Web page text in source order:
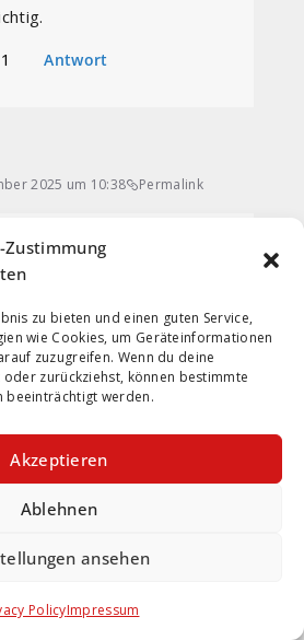
Zustimmung
zu bieten und einen guten Service,
wie Cookies, um Geräteinformationen
zuzugreifen. Wenn du deine
zurückziehst, können bestimmte
beeinträchtigt werden.
Akzeptieren
Ablehnen
ansehen
PolicyImpressum
1 Antwort
2025 um 10:38 Permalink
aufgefallen. Gruber wirkte
fehler extrem
im Passspiel ein paar schöne
als er eng gepresst
ihm sieht man, dass er in
belastet sowas ihn
es.
Nürnberg hat noch nie gegen
Es wäre doch mehr